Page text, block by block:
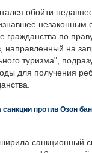
обойти
незаконным
гражданства по
направленный на
туризма",
для получения
против Озон
санкционный